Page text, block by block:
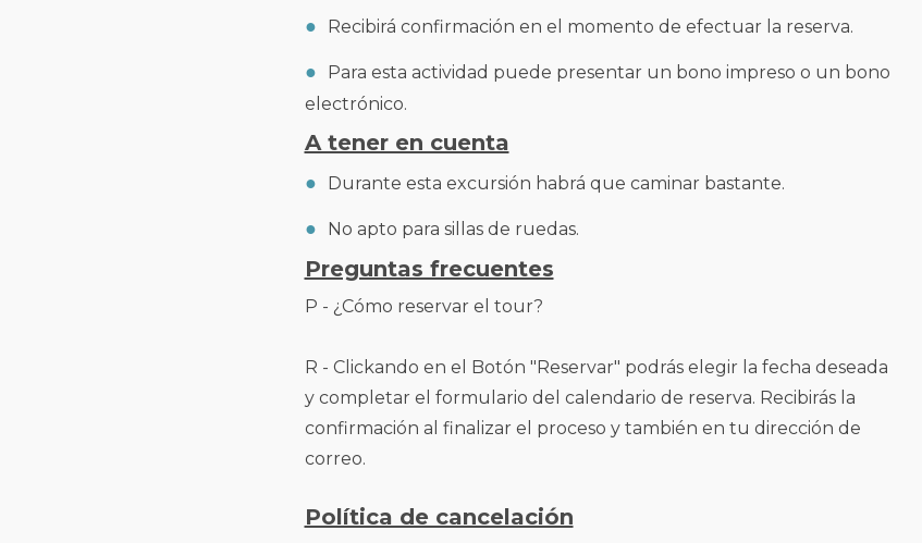
Recibirá confirmación en el momento de efectuar la reserva.
Para esta actividad puede presentar un bono impreso o un bono
electrónico.
A tener en cuenta
Durante esta excursión habrá que caminar bastante.
No apto para sillas de ruedas.
Preguntas frecuentes
P - ¿Cómo reservar el tour?
R - Clickando en el Botón "Reservar" podrás elegir la fecha deseada
y completar el formulario del calendario de reserva. Recibirás la
confirmación al finalizar el proceso y también en tu dirección de
correo.
Política de cancelación